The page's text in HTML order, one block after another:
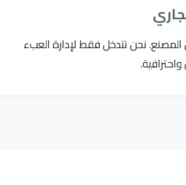
نحن نتدخل فقط لإدارة العبء